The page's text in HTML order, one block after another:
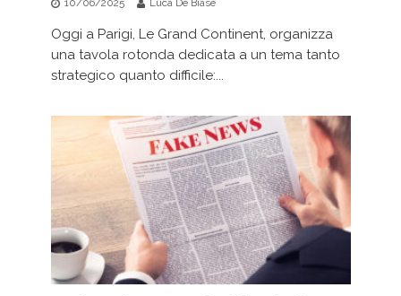
10/06/2025 Luca De Biase
Oggi a Parigi, Le Grand Continent, organizza
una tavola rotonda dedicata a un tema tanto
strategico quanto difficile:...